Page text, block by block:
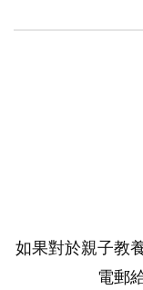
如果對於親子教
電郵